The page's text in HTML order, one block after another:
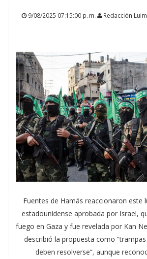
9/08/2025 07:15:00 p. m. Redacción
Fuentes de Hamás reaccionaron este
estadounidense aprobada por Israel,
fuego en Gaza y fue revelada por Kan
describió la propuesta como
deben resolverse”, aunque